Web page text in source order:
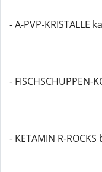
- A-PVP-KRISTALLE
- FISCHSCHUPPEN-
- KETAMIN R-